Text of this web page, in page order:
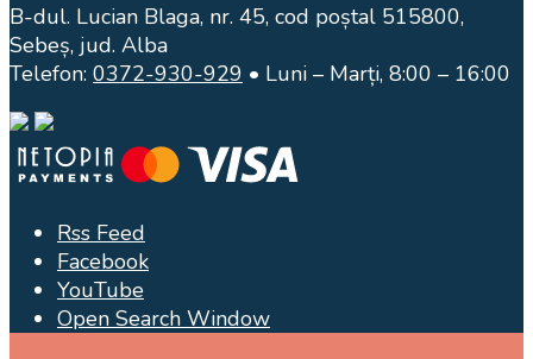
B-dul. Lucian Blaga, nr. 45, cod poștal 515800,
Sebeș, jud. Alba
Telefon: 0372-930-929 • Luni – Marți, 8:00 – 16:00
Rss Feed
Facebook
YouTube
Open Search Window